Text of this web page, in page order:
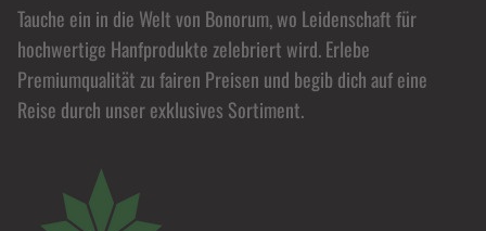
Tauche ein in die Welt von Bonorum, wo Leidenschaft für
hochwertige Hanfprodukte zelebriert wird. Erlebe
Premiumqualität zu fairen Preisen und begib dich auf eine
Reise durch unser exklusives Sortiment.